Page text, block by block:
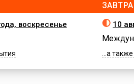
воскресенье
ЗАВТРА
10
...а